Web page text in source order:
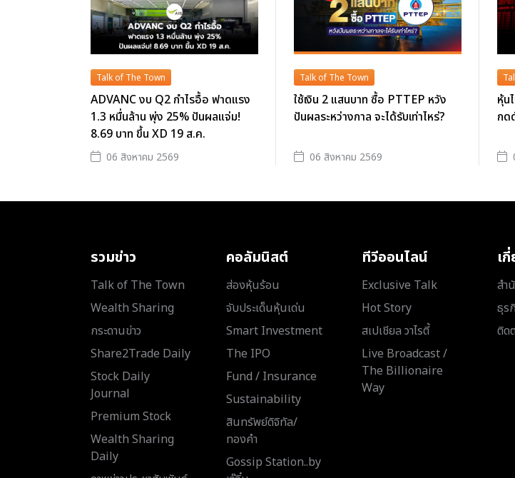
Talk of The Town
ADVANC งบ Q2 กำไรอื้อ ฟาดแรง
1.3 หมื่นล้าน พุ่ง 25% ปันผลแจ่ม!
8.69 บาท ขึ้น XD 19 ส.ค.
06 สิงหาคม 2569
Talk of The Town
ใช้เงิน 2 แสนบาท ซื้อ PTTEP หวัง
ปันผลระหว่างกาล จะได้รับเท่าไหร่?
06 สิงหาคม 2569
หุ้น
กด
รวมข่าว
Talk of The Town
Wealth Sharing
กระดานข่าว
Share2Trade Daily
Stock Daily
Journal
Premium Stock
Wealth Sharing
Daily
คอลัมนิสต์
ส่องหุ้นร้อน
จับประเด็นหุ้นเด่น
Smart Investment
The IPO
Fund / Insurance
Sustainability
สินทรัพย์ดิจิทัล/
ทองคำ
Gossip Station..by
ทีวีออนไลน์
Exclusive Talk
Hot Story
สเปเชียล วาไรตี้
Live Broadcast /
The Billionaire
Way
เ
สำ
ธุร
ติด